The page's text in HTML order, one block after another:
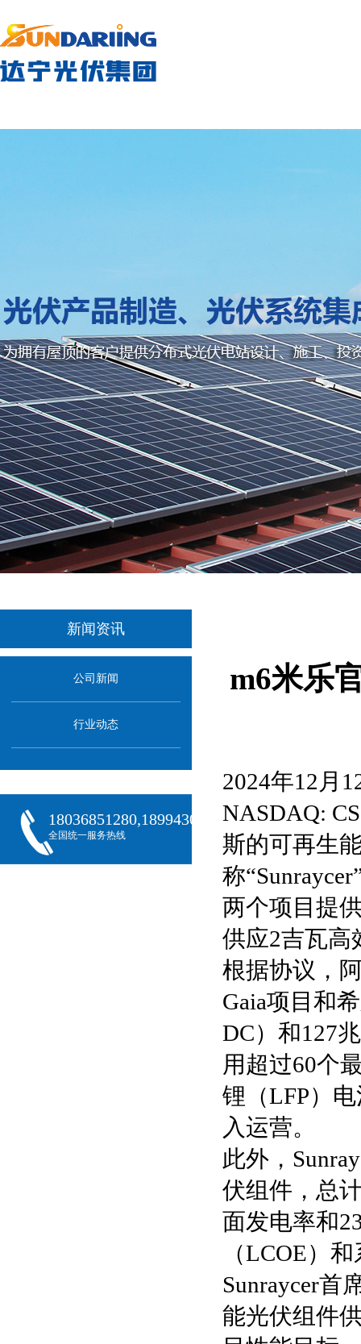
新闻资讯
公司新闻
行业动态
18036851280,18994301288,18068407382
全国统一服务热线
m6米乐
2024年12月
NASDAQ:
斯的可再生
称
两个项目提
供应2吉瓦高
根据协议，
Gaia项目和
DC）和127
用超过60个
锂（LFP）
入运营。
此外，
伏组件，总
面发电率和
（LCOE）
Sunraycer首
能光伏组件